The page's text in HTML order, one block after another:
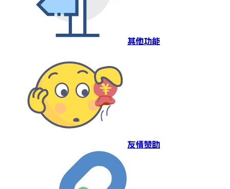
其他功能
友情赞助